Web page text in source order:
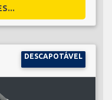
DESCAPOTÁVEL